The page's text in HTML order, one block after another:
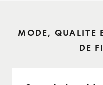
MODE, QUALITE
DE